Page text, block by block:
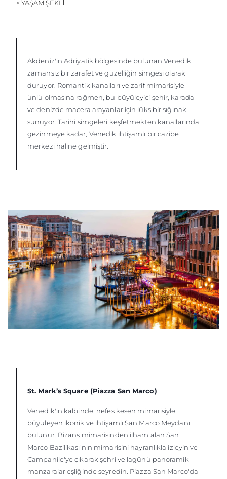
< YAŞAM ŞEKLİ
Akdeniz'in Adriyatik bölgesinde bulunan Venedik,
zamansız bir zarafet ve güzelliğin simgesi olarak
duruyor. Romantik kanalları ve zarif mimarisiyle
ünlü olmasına rağmen, bu büyüleyici şehir, karada
ve denizde macera arayanlar için lüks bir sığınak
sunuyor. Tarihi simgeleri keşfetmekten kanallarında
gezinmeye kadar, Venedik ihtişamlı bir cazibe
merkezi haline gelmiştir.
St. Mark’s Square (Piazza San Marco)
Venedik'in kalbinde, nefes kesen mimarisiyle
büyüleyen ikonik ve ihtişamlı San Marco Meydanı
bulunur. Bizans mimarisinden ilham alan San
Marco Bazilikası'nın mimarisini hayranlıkla izleyin ve
Campanile'ye çıkarak şehri ve lagünü panoramik
manzaralar eşliğinde seyredin. Piazza San Marco'da